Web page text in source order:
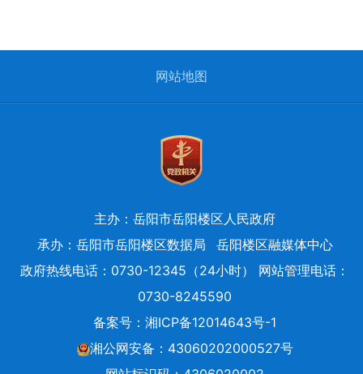
网站地图
主办：岳阳市岳阳楼区人民政府
承办：岳阳市岳阳楼区数据局
岳阳楼区融媒体中心
政府热线电话：0730-12345（24小时） 网站管理电话：
0730-8245590
备案号： 湘ICP备12014643号-1
湘公网安备：43060202000527号